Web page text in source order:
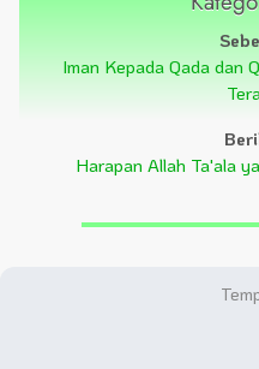
Iman Kepada Qada dan
Harapan Allah Ta'ala